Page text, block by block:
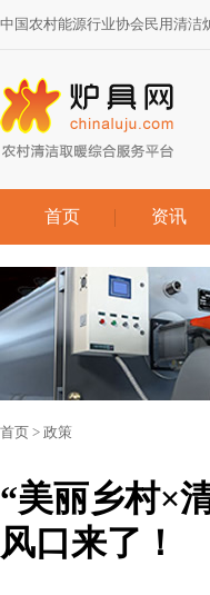
中国农村能源行业协会民用清洁
首页 资讯
首页 > 政策
“美丽乡村×
风口来了！